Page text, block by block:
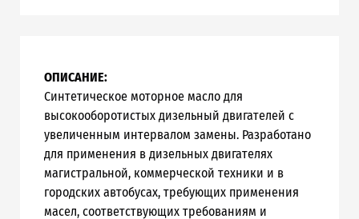
ОПИСАНИЕ:
Синтетическое моторное масло для
высокооборотистых дизельный двигателей с
увеличенным интервалом замены. Разработано
для применения в дизельных двигателях
магистральной, коммерческой техники и в
городских автобусах, требующих применения
масел, соответствующих требованиям и